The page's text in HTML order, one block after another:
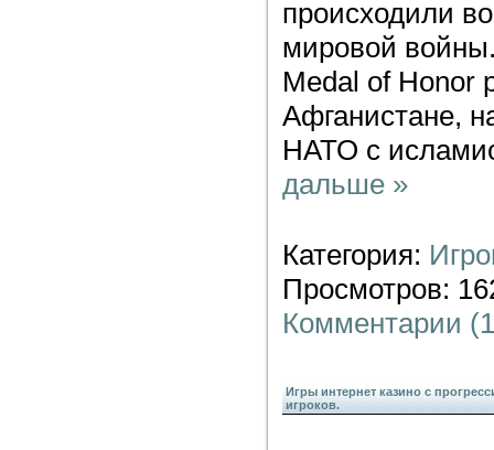
происходили
мировой
Medal of Honor
Афганистане,
НАТО с
дальше »
Категория:
Просмотров:
Комментарии
Игры интернет казино с
игроков.